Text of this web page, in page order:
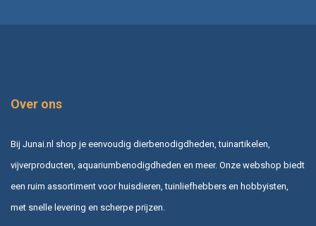
Over ons
Bij Junai.nl shop je eenvoudig dierbenodigdheden, tuinartikelen,
vijverproducten, aquariumbenodigdheden en meer. Onze webshop biedt
een ruim assortiment voor huisdieren, tuinliefhebbers en hobbyisten,
met snelle levering en scherpe prijzen.